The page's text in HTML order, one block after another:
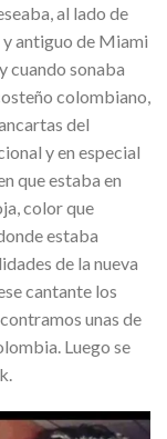
al lado de
antiguo de Miami
cuando sonaba
colombiano,
del
y en especial
que estaba en
color que
estaba
de la nueva
cantante los
unas de
Luego se